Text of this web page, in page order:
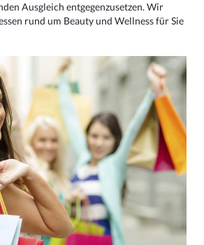
Ausgleich entgegenzusetzen. Wir
rund um Beauty und Wellness für Sie